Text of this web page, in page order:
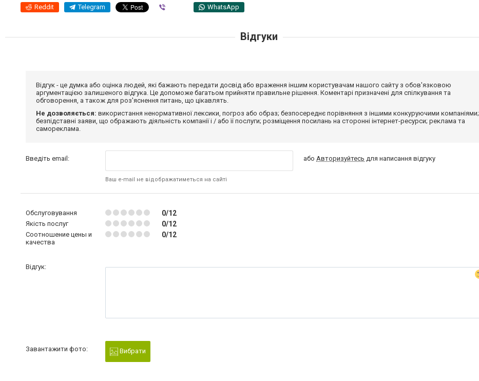
Reddit Telegram WhatsApp
Відгуки
Відгук - це думка або оцінка людей, які бажають передати досвід або враження іншим користувачам нашого сайту з обов'язковою
аргументацією залишеного відгука. Це допоможе багатьом прийняти правильне рішення. Коментарі призначені для спілкування та
обговорення, а також для роз'яснення питань, що цікавлять.
Не дозволяється: використання ненормативної лексики, погроз або образ; безпосереднє порівняння з іншими конкуруючими компаніями;
безпідставні заяви, що ображають діяльність компанії і / або її послуги; розміщення посилань на сторонні інтернет-ресурси; реклама та
самореклама.
Введіть email:
Ваш e-mail не відображатиметься на сайті
абоАвторизуйтесь для написання відгуку
Обслуговування 0/12
Якість послуг 0/12
Соотношение цены и
качества
0/12
Відгук:
Завантажити фото: Вибрати